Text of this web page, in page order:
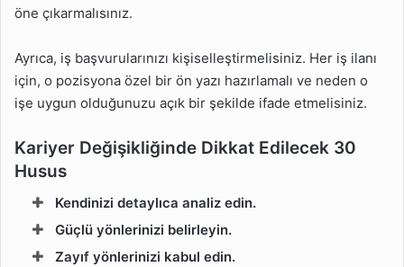
öne çıkarmalısınız.
Ayrıca, iş başvurularınızı kişiselleştirmelisiniz. Her iş ilanı
için, o pozisyona özel bir ön yazı hazırlamalı ve neden o
işe uygun olduğunuzu açık bir şekilde ifade etmelisiniz.
Kariyer Değişikliğinde Dikkat Edilecek 30
Husus
Kendinizi detaylıca analiz edin.
Güçlü yönlerinizi belirleyin.
Zayıf yönlerinizi kabul edin.